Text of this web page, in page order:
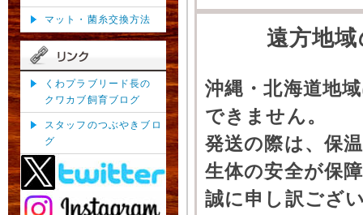
マット・菌糸交換方法
くわプラブリード長の
クワカブ飼育ブログ
スタッフのつぶやきブロ
グ
遠方地
沖縄・北海道地
できません。
発送の際は、保
生体の安全が保
誠に申し訳ござ